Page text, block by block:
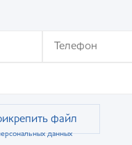
файл
данных